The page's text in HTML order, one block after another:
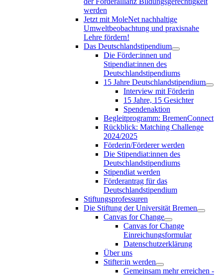
werden
Jetzt mit MoleNet nachhaltige
Umweltbeobachtung und praxisnahe
Lehre fördern!
Das Deutschlandstipendium
Die Förder:innen und
Stipendiat:innen des
Deutschlandstipendiums
15 Jahre Deutschlandstipendium
Interview mit Förderin
15 Jahre, 15 Gesichter
Spendenaktion
Begleitprogramm: BremenConnect
Rückblick: Matching Challenge
2024/2025
Förderin/Förderer werden
Die Stipendiat:innen des
Deutschlandstipendiums
Stipendiat werden
Förderantrag für das
Deutschlandstipendium
Stiftungsprofessuren
Die Stiftung der Universität Bremen
Canvas for Change
Canvas for Change
Einreichungsformular
Datenschutzerklärung
Über uns
Stifter:in werden
Gemeinsam mehr erreichen -